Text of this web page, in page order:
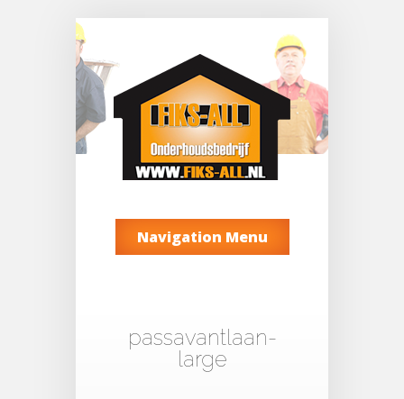
Navigation Menu
passavantlaan-
large